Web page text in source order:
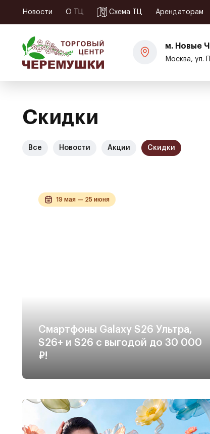
Новости О ТЦ Схема ТЦ Арендаторам
м. Новые
Москва, ул.
Матрасы и кровати
Офисная мебель
Скидки
Все Новости Акции Скидки
Смартфоны Galaxy S26 Ультра,
S26+ и S26 с выгодой до 30 000
₽!